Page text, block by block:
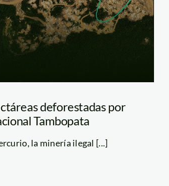
deforestadas por
Tambopata
la minería ilegal [...]